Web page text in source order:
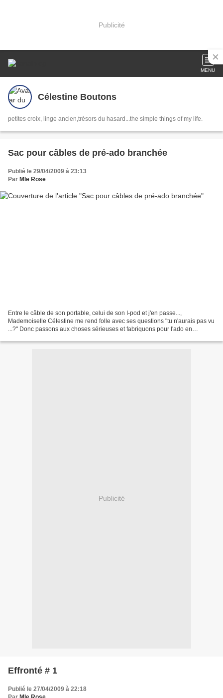
Publicité
MENU
Célestine Boutons
petites croix, linge ancien,trésors du hasard...the simple things of my life.
Sac pour câbles de pré-ado branchée
Publié le 29/04/2009 à 23:13
Par Mle Rose
Entre le câble de son portable, celui de son I-pod et j'en passe...,
Mademoiselle Célestine me rend folle avec ses questions "tu n'aurais pas vu
...?" Donc passons aux choses sérieuses et fabriquons pour l'ado en
Publicité
Effronté # 1
Publié le 27/04/2009 à 22:18